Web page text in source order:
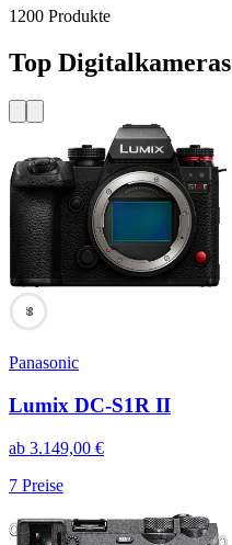
1200 Produkte
Top Digitalkameras
99
Panasonic
Lumix DC-S1R II
ab 3.149,00 €
7 Preise